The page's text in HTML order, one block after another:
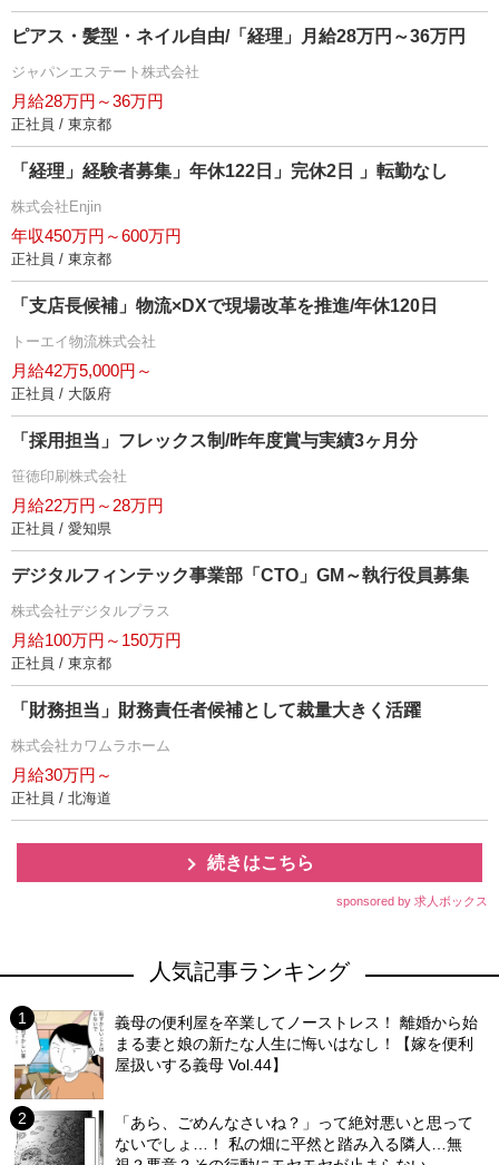
ピアス・髪型・ネイル自由/「経理」月給28万円～36万円
ジャパンエステート株式会社
月給28万円～36万円
正社員 / 東京都
「経理」経験者募集」年休122日」完休2日 」転勤なし
株式会社Enjin
年収450万円～600万円
正社員 / 東京都
「支店長候補」物流×DXで現場改革を推進/年休120日
トーエイ物流株式会社
月給42万5,000円～
正社員 / 大阪府
「採用担当」フレックス制/昨年度賞与実績3ヶ月分
笹徳印刷株式会社
月給22万円～28万円
正社員 / 愛知県
デジタルフィンテック事業部「CTO」GM～執行役員募集
株式会社デジタルプラス
月給100万円～150万円
正社員 / 東京都
「財務担当」財務責任者候補として裁量大きく活躍
株式会社カワムラホーム
月給30万円～
正社員 / 北海道
続きはこちら
sponsored by 求人ボックス
人気記事ランキング
義母の便利屋を卒業してノーストレス！ 離婚から始
まる妻と娘の新たな人生に悔いはなし！【嫁を便利
屋扱いする義母 Vol.44】
「あら、ごめんなさいね？」って絶対悪いと思って
ないでしょ…！ 私の畑に平然と踏み入る隣人…無